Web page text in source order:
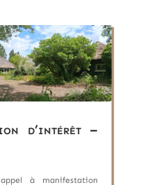
d’intérêt –
à manifestation